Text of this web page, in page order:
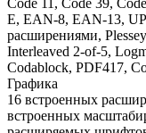
E, EAN-8, EAN-13,
расширениями,
Interleaved 2-of-5,
Codablock, PDF417,
Графика
16 встроенных
встроенных